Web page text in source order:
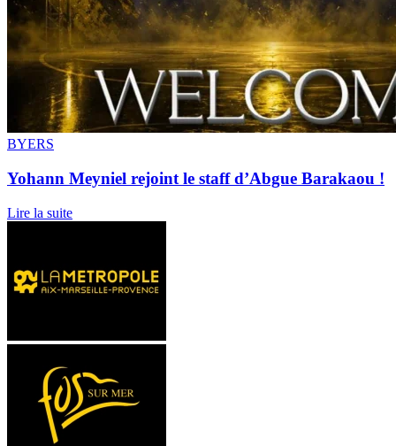
BYERS
Yohann Meyniel rejoint le staff d’Abgue Barakaou !
Lire la suite